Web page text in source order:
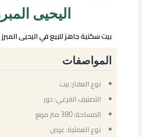
اليحيى
بيت سكنية جاهز للبيع في اليحيى المبرز
المواصفات
نوع العقار: بيت
التصنيف الفرعي: دور
المساحة: 380 متر مربع
نوع العملية: عرض